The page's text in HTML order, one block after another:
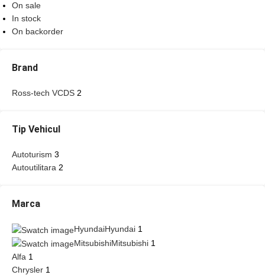
On sale
In stock
On backorder
Brand
Ross-tech VCDS 2
Tip Vehicul
Autoturism 3
Autoutilitara 2
Marca
HyundaiHyundai 1
MitsubishiMitsubishi 1
Alfa 1
Chrysler 1